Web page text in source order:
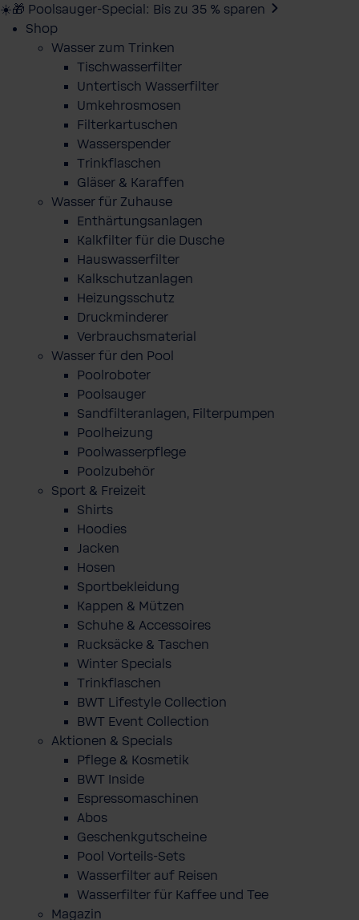
☀️🎁 Poolsauger-Special: Bis zu 35 % sparen
Shop
Wasser zum Trinken
Tischwasserfilter
Untertisch Wasserfilter
Umkehrosmosen
Filterkartuschen
Wasserspender
Trinkflaschen
Gläser & Karaffen
Wasser für Zuhause
Enthärtungsanlagen
Kalkfilter für die Dusche
Hauswasserfilter
Kalkschutzanlagen
Heizungsschutz
Druckminderer
Verbrauchsmaterial
Wasser für den Pool
Poolroboter
Poolsauger
Sandfilteranlagen, Filterpumpen
Poolheizung
Poolwasserpflege
Poolzubehör
Sport & Freizeit
Shirts
Hoodies
Jacken
Hosen
Sportbekleidung
Kappen & Mützen
Schuhe & Accessoires
Rucksäcke & Taschen
Winter Specials
Trinkflaschen
BWT Lifestyle Collection
BWT Event Collection
Aktionen & Specials
Pflege & Kosmetik
BWT Inside
Espressomaschinen
Abos
Geschenkgutscheine
Pool Vorteils-Sets
Wasserfilter auf Reisen
Wasserfilter für Kaffee und Tee
Magazin